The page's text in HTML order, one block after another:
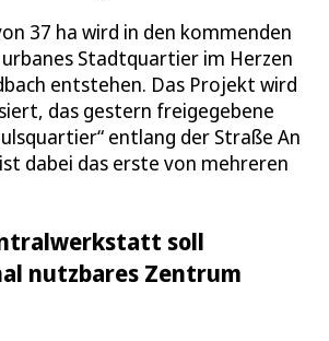
37 ha wird in den kommenden
urbanes Stadtquartier im Herzen
entstehen. Das Projekt wird
das gestern freigegebene
entlang der Straße An
dabei das erste von mehreren
soll
nutzbares Zentrum